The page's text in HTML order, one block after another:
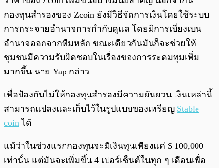
กองทุนสำรองของ Zcoin ยังมีวิธีจัดการเงินโดยใช้ระบบ
การกระจายอำนาจการกำกับดูแล โดยมีการเบี่ยงเบน
อำนาจออกจากทีมหลัก ขณะเดียวกันมันก็จะช่วยให้
ชุมชนมีความรับผิดชอบในเรื่องของการระดมทุมเพิ่ม
มากขึ้น นาย Yap กล่าว
เพื่อป้องกันไม่ให้กองทุนสำรองมีความผันผวน เงินเหล่านี้
สามารถแปลงและเก็บไว้ในรูปแบบของเหรียญ Stable
coin ได้
แม้ว่าในช่วงแรกกองทุนจะมีเงินทุนเพียงแค่ $ 100,000
เท่านั้น แต่มันจะเพิ่มขึ้น 4 เปอร์เซ็นต์ในทุก ๆ เดือนเพื่อ